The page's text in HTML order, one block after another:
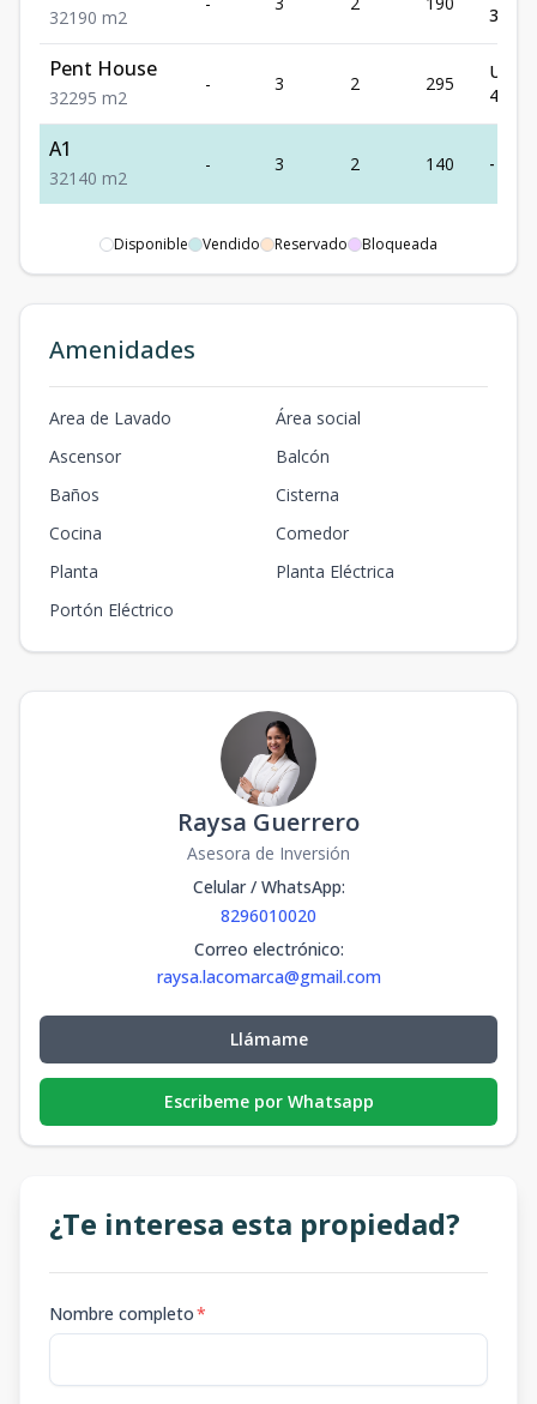
32190 m2
Pent House
32295 m2
- 3 2 295
US$
A1
32140 m2
- 3 2 140 -
Disponible Vendido Reservado Bloqueada
Amenidades
Area de Lavado
Área social
Ascensor
Balcón
Baños
Cisterna
Cocina
Comedor
Planta
Planta Eléctrica
Portón Eléctrico
Raysa Guerrero
Asesora de Inversión
Celular / WhatsApp:
8296010020
Correo electrónico:
raysa.lacomarca@gmail.com
Llámame
Escribeme por Whatsapp
¿Te interesa esta propiedad?
Nombre completo*